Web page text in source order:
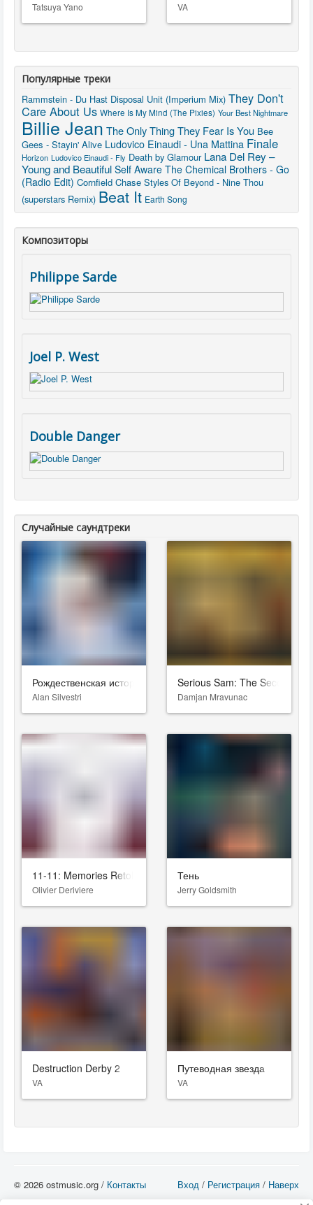
Tatsuya Yano VA
Популярные треки
Rammstein - Du Hast Disposal Unit (Imperium Mix) They Don't
Care About Us Where Is My Mind (The Pixies) Your Best Nightmare
Billie Jean The Only Thing They Fear Is You Bee
Gees - Stayin' Alive Ludovico Einaudi - Una Mattina Finale
Horizon Ludovico Einaudi - Fly Death by Glamour Lana Del Rey –
Young and Beautiful Self Aware The Chemical Brothers - Go
(Radio Edit) Cornfield Chase Styles Of Beyond - Nine Thou
(superstars Remix) Beat It Earth Song
Композиторы
Philippe Sarde
Joel P. West
Double Danger
Случайные саундтреки
Рождественская история
Alan Silvestri
Serious Sam: The Second
Damjan Mravunac
11-11: Memories Retold
Olivier Deriviere
Тень
Jerry Goldsmith
Destruction Derby 2
VA
Путеводная звезда
VA
Вход / Регистрация / Наверх
© 2026 ostmusic.org / Контакты